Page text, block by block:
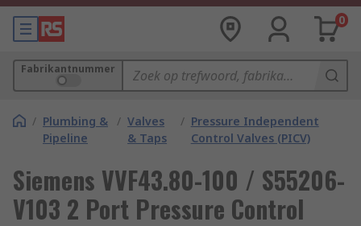
0
Fabrikantnummer
/ Plumbing &
Pipeline
/ Valves
& Taps
/ Pressure Independent
Control Valves (PICV)
Siemens VVF43.80-100 / S55206-
V103 2 Port Pressure Control